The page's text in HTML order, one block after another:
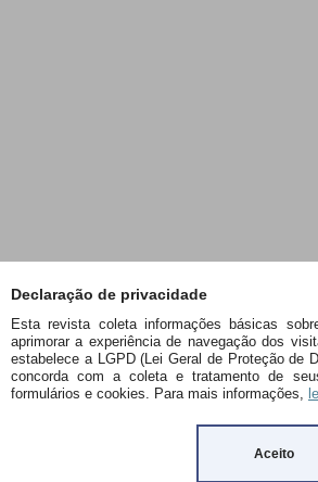
Declaração de privacidade
Esta revista coleta informações básicas
aprimorar a experiência de navegação dos
estabelece a LGPD (Lei Geral de Proteção de
concorda com a coleta e tratamento de
formulários e cookies. Para mais informações,
Aceito